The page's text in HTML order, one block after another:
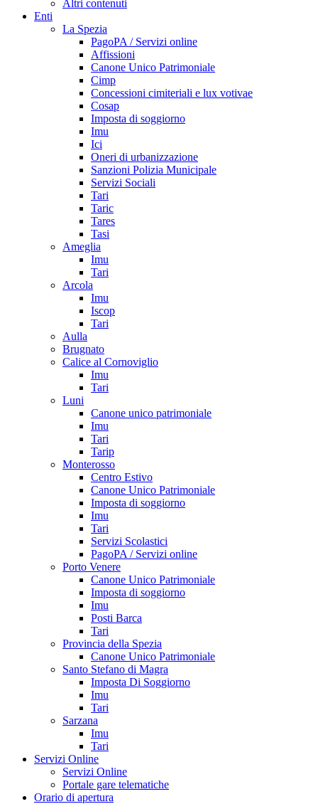
Altri contenuti
Enti
La Spezia
PagoPA / Servizi online
Affissioni
Canone Unico Patrimoniale
Cimp
Concessioni cimiteriali e lux votivae
Cosap
Imposta di soggiorno
Imu
Ici
Oneri di urbanizzazione
Sanzioni Polizia Municipale
Servizi Sociali
Tari
Taric
Tares
Tasi
Ameglia
Imu
Tari
Arcola
Imu
Iscop
Tari
Aulla
Brugnato
Calice al Cornoviglio
Imu
Tari
Luni
Canone unico patrimoniale
Imu
Tari
Tarip
Monterosso
Centro Estivo
Canone Unico Patrimoniale
Imposta di soggiorno
Imu
Tari
Servizi Scolastici
PagoPA / Servizi online
Porto Venere
Canone Unico Patrimoniale
Imposta di soggiorno
Imu
Posti Barca
Tari
Provincia della Spezia
Canone Unico Patrimoniale
Santo Stefano di Magra
Imposta Di Soggiorno
Imu
Tari
Sarzana
Imu
Tari
Servizi Online
Servizi Online
Portale gare telematiche
Orario di apertura